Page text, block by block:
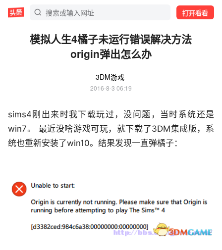
打开看看
模拟人生4橘子未运行错误解决方法
origin弹出怎么办
3DM游戏
2016-8-3 06:19
sims4刚出来时我下载玩过，没问题，当时系统还是
win7。 最近没啥游戏可玩，就下载了3DM集成版，系
统也重新安装了win10。结果发现一直弹橘子：